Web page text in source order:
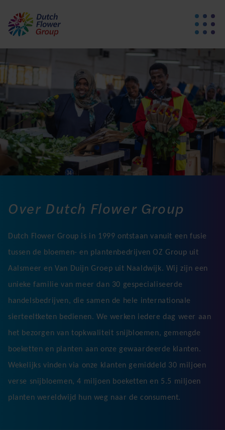
Over Dutch Flower Group
Dutch Flower Group is in 1999 ontstaan vanuit een fusie
tussen de bloemen- en plantenbedrijven OZ Group uit
Aalsmeer en Van Duijn Groep uit Naaldwijk. Wij zijn een
unieke familie van meer dan 30 gespecialiseerde
handelsbedrijven, die samen de hele internationale
sierteeltketen bedienen. We werken iedere dag weer aan
het bezorgen van topkwaliteit snijbloemen, gemengde
boeketten en planten aan onze gewaardeerde klanten.
Wekelijks vinden via onze klanten gemiddeld 30 miljoen
verse snijbloemen, 4 miljoen boeketten en 5.5 miljoen
planten wereldwijd hun weg naar de consument.